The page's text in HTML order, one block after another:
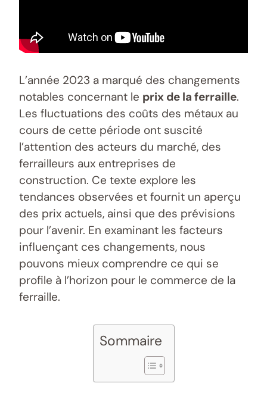
L’année 2023 a marqué des changements
notables concernant le prix de la ferraille.
Les fluctuations des coûts des métaux au
cours de cette période ont suscité
l’attention des acteurs du marché, des
ferrailleurs aux entreprises de
construction. Ce texte explore les
tendances observées et fournit un aperçu
des prix actuels, ainsi que des prévisions
pour l’avenir. En examinant les facteurs
influençant ces changements, nous
pouvons mieux comprendre ce qui se
profile à l’horizon pour le commerce de la
ferraille.
Sommaire